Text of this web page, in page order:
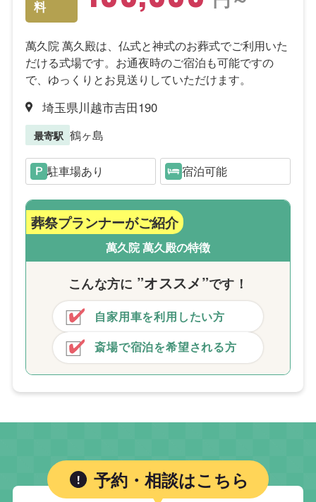
料
萬久院 萬久殿は、仏式と神式のお葬式でご利用いた
だける式場です。お通夜時のご宿泊も可能ですの
で、ゆっくりとお見送りしていただけます。
埼玉県川越市吉田190
最寄駅 鶴ヶ島
駐車場あり 宿泊可能
葬祭プランナーがご紹介
萬久院 萬久殿の特徴
こんな方に ”オススメ”です！
自家用車を利用したい方
斎場で宿泊を希望される方
予約・相談はこちら